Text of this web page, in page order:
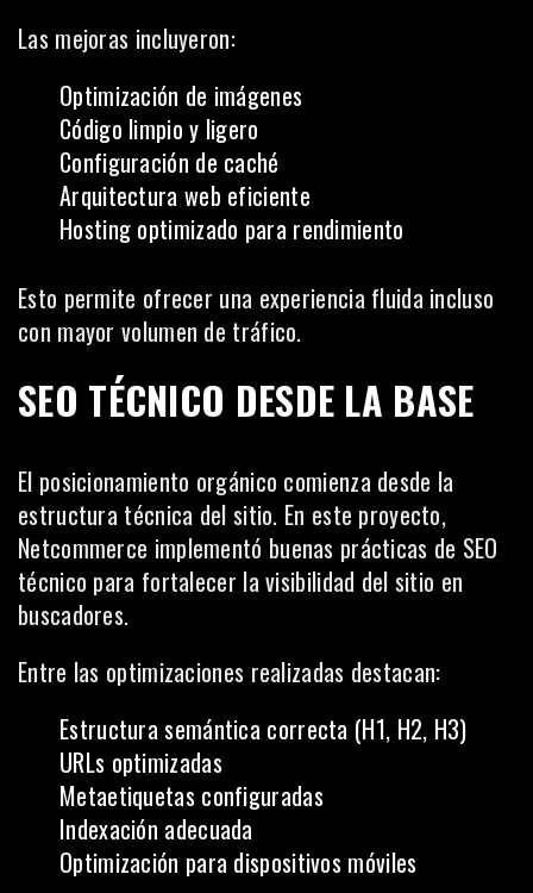
Las mejoras incluyeron:
Optimización de imágenes
Código limpio y ligero
Configuración de caché
Arquitectura web eficiente
Hosting optimizado para rendimiento
Esto permite ofrecer una experiencia fluida incluso
con mayor volumen de tráfico.
SEO TÉCNICO DESDE LA BASE
El posicionamiento orgánico comienza desde la
estructura técnica del sitio. En este proyecto,
Netcommerce implementó buenas prácticas de SEO
técnico para fortalecer la visibilidad del sitio en
buscadores.
Entre las optimizaciones realizadas destacan:
Estructura semántica correcta (H1, H2, H3)
URLs optimizadas
Metaetiquetas configuradas
Indexación adecuada
Optimización para dispositivos móviles